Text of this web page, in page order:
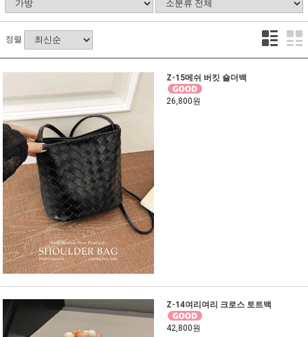
정렬
Z-15메쉬 버킷 숄더백
26,800원
Z-14여리여리 크로스 토트백
42,800원